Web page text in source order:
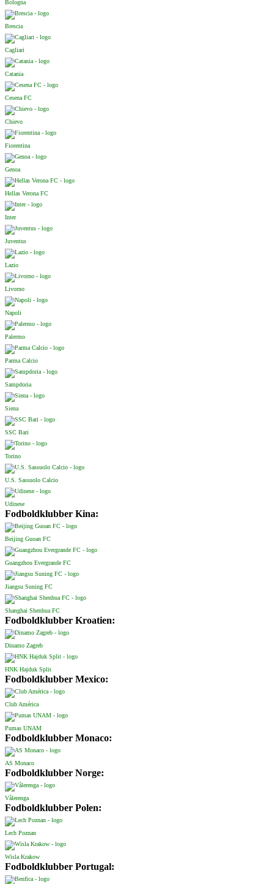
Bologna
Brescia
Cagliari
Catania
Cesena FC
Chievo
Fiorentina
Genoa
Hellas Verona FC
Inter
Juventus
Lazio
Livorno
Napoli
Palermo
Parma Calcio
Sampdoria
Siena
SSC Bari
Torino
U.S. Sassuolo Calcio
Udinese
Fodboldklubber Kina:
Beijing Guoan FC
Guangzhou Evergrande FC
Jiangsu Suning FC
Shanghai Shenhua FC
Fodboldklubber Kroatien:
Dinamo Zagreb
HNK Hajduk Split
Fodboldklubber Mexico:
Club América
Pumas UNAM
Fodboldklubber Monaco:
AS Monaco
Fodboldklubber Norge:
Vålerenga
Fodboldklubber Polen:
Lech Poznan
Wisla Krakow
Fodboldklubber Portugal: